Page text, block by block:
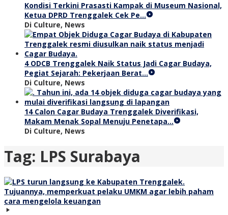
Kondisi Terkini Prasasti Kampak di Museum Nasional,
Ketua DPRD Trenggalek Cek Pe…
Di Culture, News
4 ODCB Trenggalek Naik Status Jadi Cagar Budaya,
Pegiat Sejarah: Pekerjaan Berat…
Di Culture, News
14 Calon Cagar Budaya Trenggalek Diverifikasi,
Makam Menak Sopal Menuju Penetapa…
Di Culture, News
Tag: LPS Surabaya